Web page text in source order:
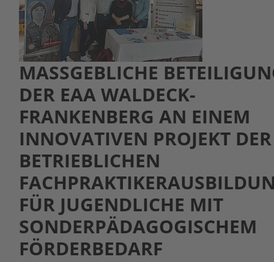
MASSGEBLICHE BETEILIGUNG
ER EAA WALDECK-F
RANKENBERG AN EINEM I
NNOVATIVEN PROJEKT DER B
ETRIEBLICHEN F
ÜR JUGENDLICHE MIT S
ONDERPÄDAGOGISCHEM F
ÖRDERBEDARF